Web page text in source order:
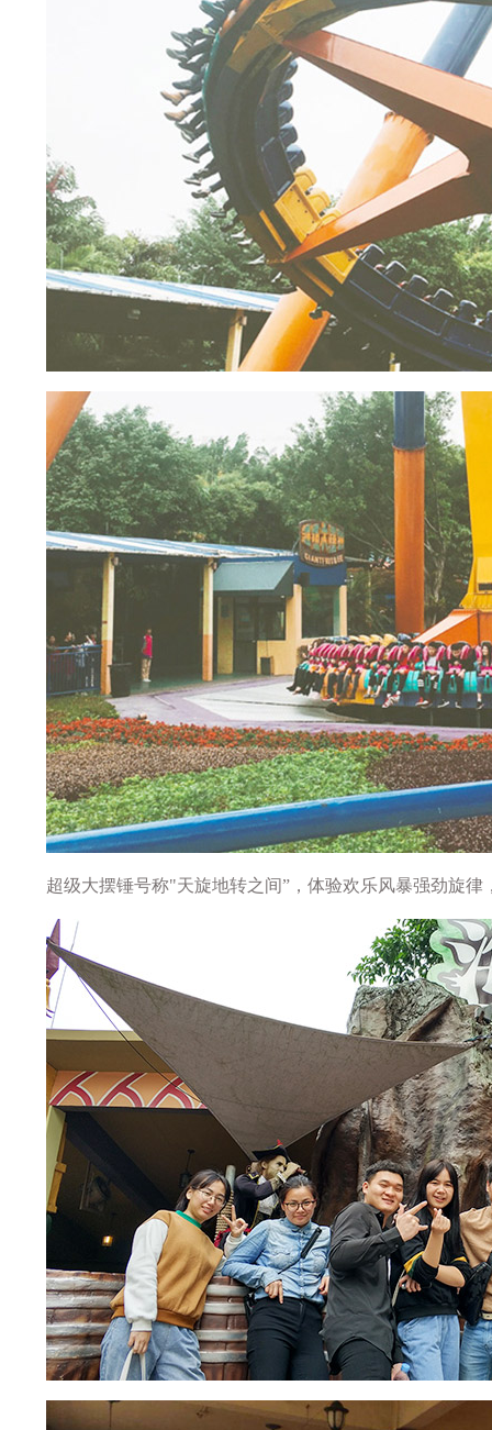
超级大摆锤号称"天旋地转之间”，体验欢乐风暴强劲旋律